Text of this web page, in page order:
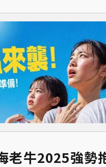
牛2025強勢